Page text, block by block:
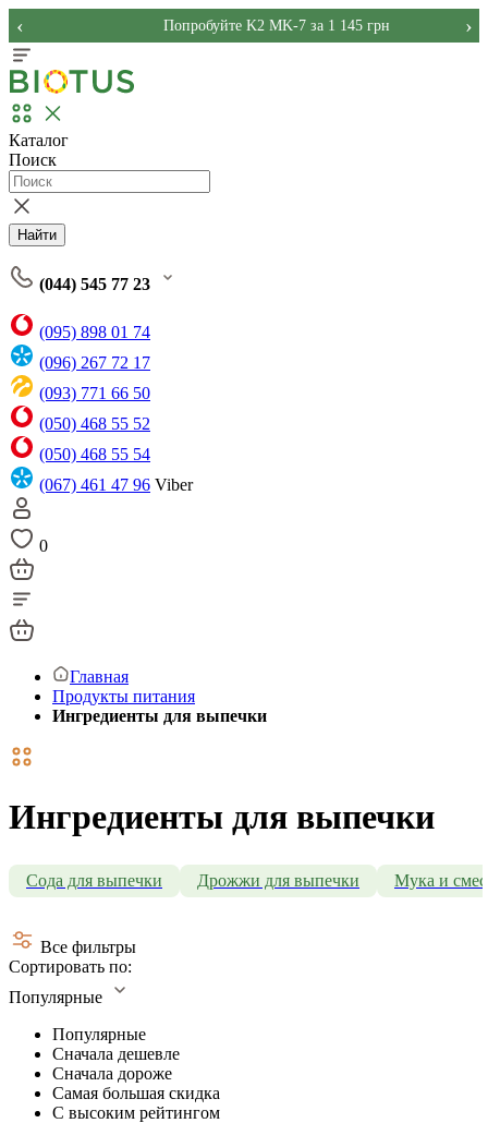
Попробуйте K2 MK-7 за 1 145 грн
‹ ›
Каталог
Поиск
Найти
(044) 545 77 23
(095) 898 01 74
(096) 267 72 17
(093) 771 66 50
(050) 468 55 52
(050) 468 55 54
(067) 461 47 96 Viber
0
Главная
Продукты питания
Ингредиенты для выпечки
Ингредиенты для выпечки
Сода для выпечки Дрожжи для выпечки Мука и
Все фильтры
Сортировать по:
Популярные
Популярные
Сначала дешевле
Сначала дороже
Самая большая скидка
С высоким рейтингом